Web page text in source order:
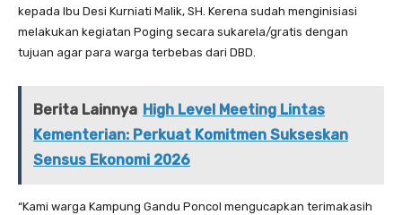
kepada Ibu Desi Kurniati Malik, SH. Kerena sudah menginisiasi
melakukan kegiatan Poging secara sukarela/gratis dengan
tujuan agar para warga terbebas dari DBD.
Berita Lainnya High Level Meeting Lintas
Kementerian: Perkuat Komitmen Sukseskan
Sensus Ekonomi 2026
“Kami warga Kampung Gandu Poncol mengucapkan terimakasih